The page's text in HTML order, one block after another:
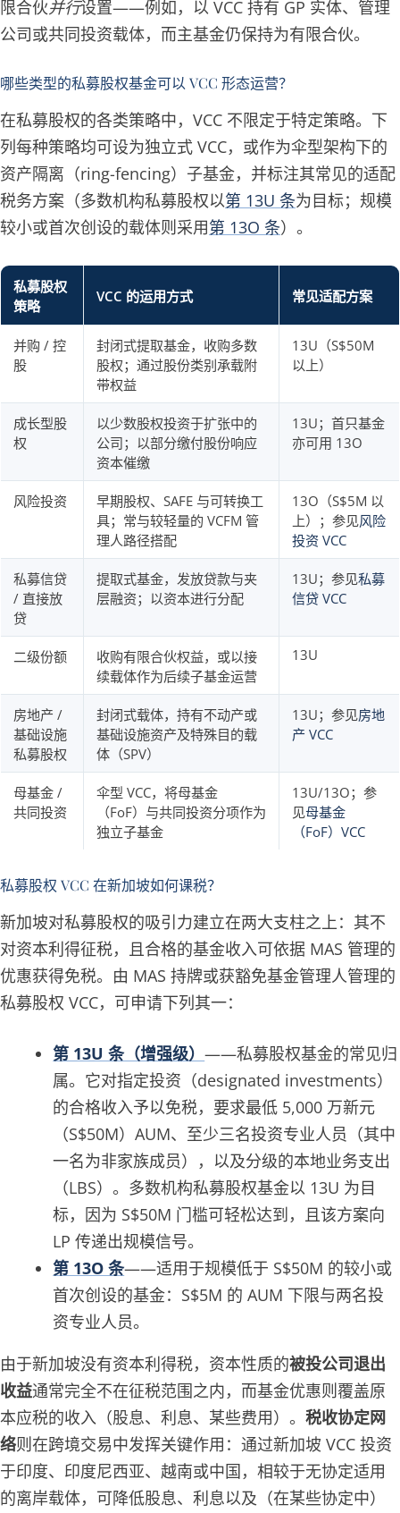
限合伙并行设置——例如，以 VCC 持有 GP 实体、管理
公司或共同投资载体，而主基金仍保持为有限合伙。
哪些类型的私募股权基金可以 VCC 形态运营？
在私募股权的各类策略中，VCC 不限定于特定策略。下
列每种策略均可设为独立式 VCC，或作为伞型架构下的
资产隔离（ring-fencing）子基金，并标注其常见的适配
税务方案（多数机构私募股权以第 13U 条为目标；规模
较小或首次创设的载体则采用第 13O 条）。
私募股权
策略
VCC 的运用方式 常见适配方案
并购 / 控
股
封闭式提取基金，收购多数
股权；通过股份类别承载附
带权益
13U（S$50M
以上）
成长型股
权
以少数股权投资于扩张中的
公司；以部分缴付股份响应
资本催缴
13U；首只基金
亦可用 13O
风险投资
早期股权、SAFE 与可转换工
具；常与较轻量的 VCFM 管
理人路径搭配
13O（S$5M 以
上）；参见风险
投资 VCC
私募信贷
/ 直接放
贷
提取式基金，发放贷款与夹
层融资；以资本进行分配
13U；参见私募
信贷 VCC
二级份额
收购有限合伙权益，或以接
续载体作为后续子基金运营
13U
房地产 /
基础设施
私募股权
封闭式载体，持有不动产或
基础设施资产及特殊目的载
体（SPV）
13U；参见房地
产 VCC
母基金 /
共同投资
伞型 VCC，将母基金
（FoF）与共同投资分项作为
独立子基金
13U/13O；参
见母基金
（FoF）VCC
私募股权 VCC 在新加坡如何课税？
新加坡对私募股权的吸引力建立在两大支柱之上：其不
对资本利得征税，且合格的基金收入可依据 MAS 管理的
优惠获得免税。由 MAS 持牌或获豁免基金管理人管理的
私募股权 VCC，可申请下列其一：
第 13U 条（增强级）——私募股权基金的常见归
属。它对指定投资（designated investments）
的合格收入予以免税，要求最低 5,000 万新元
（S$50M）AUM、至少三名投资专业人员（其中
一名为非家族成员），以及分级的本地业务支出
（LBS）。多数机构私募股权基金以 13U 为目
标，因为 S$50M 门槛可轻松达到，且该方案向
LP 传递出规模信号。
第 13O 条——适用于规模低于 S$50M 的较小或
首次创设的基金：S$5M 的 AUM 下限与两名投
资专业人员。
由于新加坡没有资本利得税，资本性质的被投公司退出
收益通常完全不在征税范围之内，而基金优惠则覆盖原
本应税的收入（股息、利息、某些费用）。 税收协定网
络则在跨境交易中发挥关键作用：通过新加坡 VCC 投资
于印度、印度尼西亚、越南或中国，相较于无协定适用
的离岸载体，可降低股息、利息以及（在某些协定中）